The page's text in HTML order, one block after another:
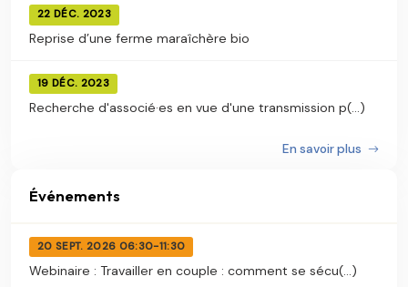
22 DÉC. 2023
Reprise d’une ferme maraîchère bio
19 DÉC. 2023
Recherche d'associé·es en vue d'une transmission p(...)
En savoir plus
Événements
20 SEPT. 2026 06:30-11:30
Webinaire : Travailler en couple : comment se sécu(...)